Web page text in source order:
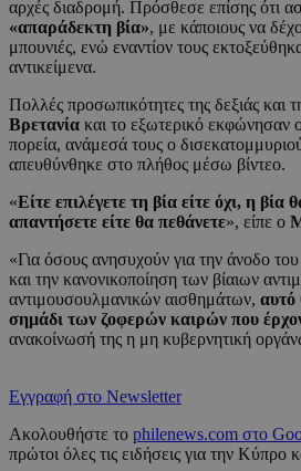
αρχές διαδρομή. Πρόσθεσε επίσης ότι
«απαράδεκτη βία», με κάποιους να
μπουνιές, ενώ εναντίον τους
αντικείμενα.
Πολλές προσωπικότητες της δεξιάς και
Βρετανία και το εξωτερικό εκφώνησαν
πορεία, ανάμεσά τους ο
απευθύνθηκε στο πλήθος μέσω βίντεο.
«Είτε επιλέγετε τη βία είτε όχι, η βία
απαντήσετε είτε θα πεθάνετε», είπε ο
«Για όσους ανησυχούν για την άνοδο
και την κανονικοποίηση των βίαιων
αντιμουσουλμανικών αισθημάτων, αυτό
σημάδι των ζοφερών καιρών που
ανακοίνωσή της η μη κυβερνητική
Εγγραφή στο Newsletter
Ακολουθήστε το philenews.com στο
πρώτοι όλες τις ειδήσεις για την Κύπρο